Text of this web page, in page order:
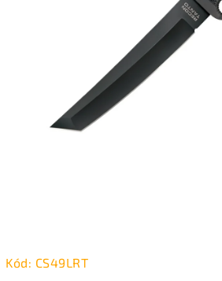
Kód: CS49LRT